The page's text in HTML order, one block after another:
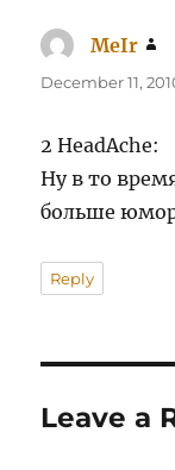
MeIr
December 11,
2 HeadAche:
Ну в то
больше
Reply
Leave a